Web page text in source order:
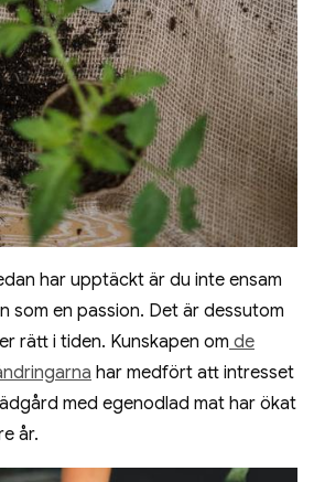
har upptäckt är du inte ensam
som en passion. Det är dessutom
rätt i tiden. Kunskapen om de
har medfört att intresset
med egenodlad mat har ökat
år.